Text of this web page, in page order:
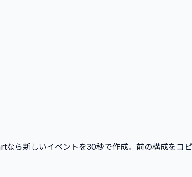
ら新しいイベントを30秒で作成。前の構成をコ